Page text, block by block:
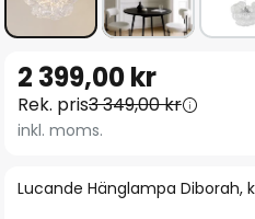
till
början
av
Lucande Hänglampa Diborah,
2 399,00 kr
Rek. pris3 349,00 kr
inkl. moms.